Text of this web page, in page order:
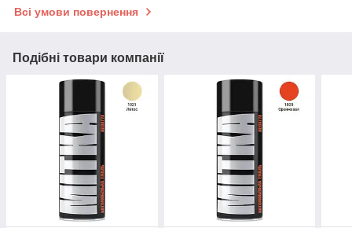
Всі умови повернення
Подібні товари компанії